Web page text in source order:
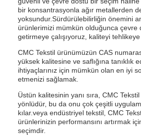
bir konsantrasyonla ağır metallerden
yoksundur.Sürdürülebilirliğin önemini
ürünlerimizi mümkün olduğunca çevre
getirmeye çalışıyoruz, kaliteyi tehlikeye
CMC Tekstil ürünümüzün CAS
yüksek kalitesine ve saflığına tanıklık
ihtiyaçlarınız için mümkün olan en iyi
etmenizi sağlamak.
Üstün kalitesinin yanı sıra, CMC
yönlüdür, bu da onu çok çeşitli
kılar.veya endüstriyel tekstil, CMC
ürünlerinizin performansını artırmak
seçimdir.